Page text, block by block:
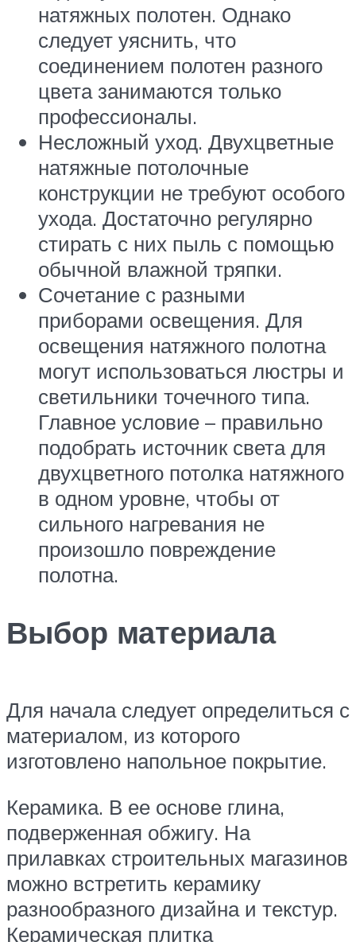
натяжных полотен. Однако
следует уяснить, что
соединением полотен разного
цвета занимаются только
профессионалы.
Несложный уход. Двухцветные
натяжные потолочные
конструкции не требуют особого
ухода. Достаточно регулярно
стирать с них пыль с помощью
обычной влажной тряпки.
Сочетание с разными
приборами освещения. Для
освещения натяжного полотна
могут использоваться люстры и
светильники точечного типа.
Главное условие – правильно
подобрать источник света для
двухцветного потолка натяжного
в одном уровне, чтобы от
сильного нагревания не
произошло повреждение
полотна.
Выбор материала
Для начала следует определиться с
материалом, из которого
изготовлено напольное покрытие.
Керамика. В ее основе глина,
подверженная обжигу. На
прилавках строительных магазинов
можно встретить керамику
разнообразного дизайна и текстур.
Керамическая плитка